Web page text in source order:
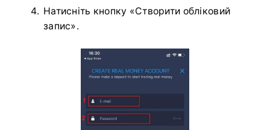
Натисніть кнопку «Створити обліковий
запис».